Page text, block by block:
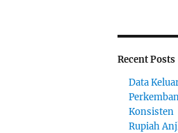
Recent Posts
Data
Konsisten
Rupiah